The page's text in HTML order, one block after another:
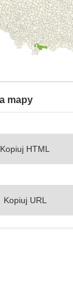
mapy
Kopiuj HTML
Kopiuj URL